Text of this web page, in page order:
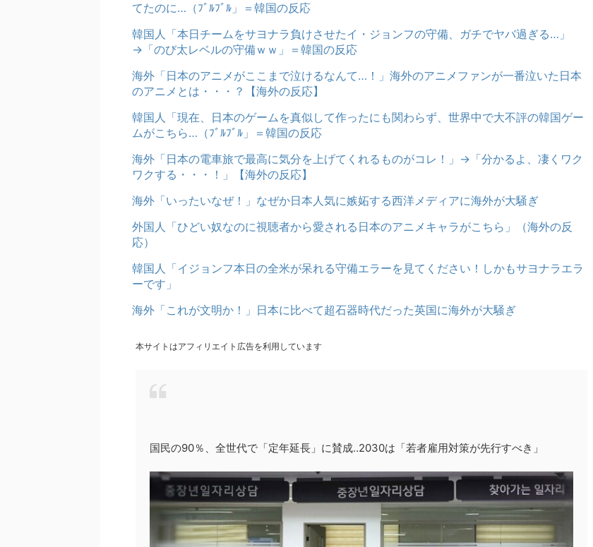
てたのに…（ﾌﾞﾙﾌﾞﾙ」＝韓国の反応
韓国人「本日チームをサヨナラ負けさせたイ・ジョンフの守備、ガチでヤバ過ぎる…」
→「のび太レベルの守備ｗｗ」＝韓国の反応
海外「日本のアニメがここまで泣けるなんて…！」海外のアニメファンが一番泣いた日本
のアニメとは・・・？【海外の反応】
韓国人「現在、日本のゲームを真似して作ったにも関わらず、世界中で大不評の韓国ゲー
ムがこちら…（ﾌﾞﾙﾌﾞﾙ」＝韓国の反応
海外「日本の電車旅で最高に気分を上げてくれるものがコレ！」→「分かるよ、凄くワク
ワクする・・・！」【海外の反応】
海外「いったいなぜ！」なぜか日本人気に嫉妬する西洋メディアに海外が大騒ぎ
外国人「ひどい奴なのに視聴者から愛される日本のアニメキャラがこちら」（海外の反
応）
韓国人「イジョンフ本日の全米が呆れる守備エラーを見てください！しかもサヨナラエラ
ーです」
海外「これが文明か！」日本に比べて超石器時代だった英国に海外が大騒ぎ
本サイトはアフィリエイト広告を利用しています
国民の90％、全世代で「定年延長」に賛成‥2030は「若者雇用対策が先行すべき」